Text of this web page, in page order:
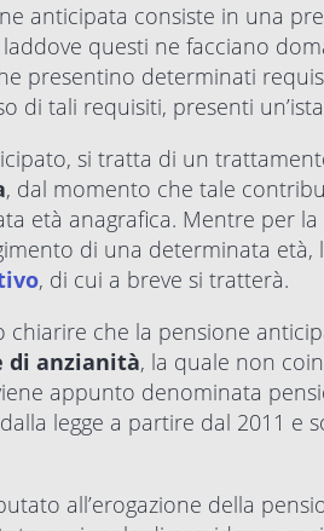
anticipata consiste in una
questi ne facciano
presentino determinati
di tali requisiti, presenti
si tratta di un
, dal momento che tale
età anagrafica. Mentre per
di una determinata età,
, di cui a breve si tratterà.
chiarire che la pensione
di anzianità, la quale non
appunto denominata
legge a partire dal 2011 e
all’erogazione della